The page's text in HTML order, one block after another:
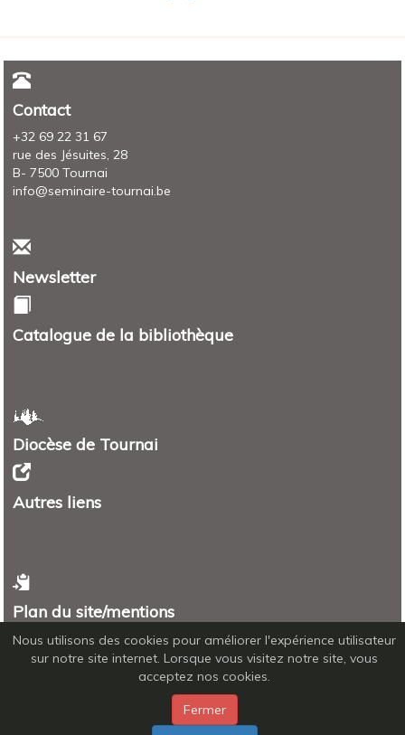
Contact
+32 69 22 31 67
rue des Jésuites, 28
B- 7500 Tournai
info@seminaire-tournai.be
Newsletter
Catalogue de la bibliothèque
Diocèse de Tournai
Autres liens
Plan du site/mentions
Plan
Mentions légales - RGPD
Nous utilisons des cookies pour améliorer l'expérience utilisateur
sur notre site internet. Lorsque vous visitez notre site, vous
acceptez nos cookies.
Fermer